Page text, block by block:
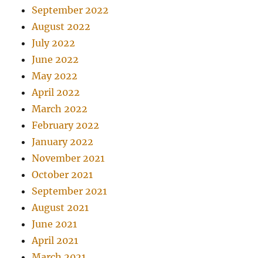
September 2022
August 2022
July 2022
June 2022
May 2022
April 2022
March 2022
February 2022
January 2022
November 2021
October 2021
September 2021
August 2021
June 2021
April 2021